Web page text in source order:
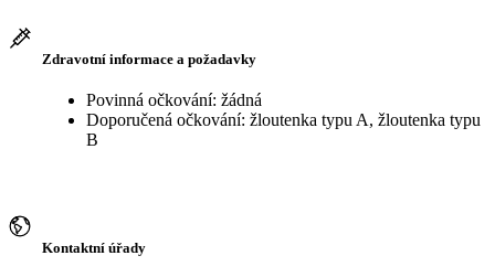
Zdravotní informace a požadavky
Povinná očkování: žádná
Doporučená očkování: žloutenka typu A, žloutenka typu
B
Kontaktní úřady